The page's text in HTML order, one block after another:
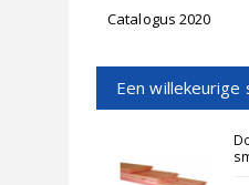
Catalogus 2020
Een willekeurige